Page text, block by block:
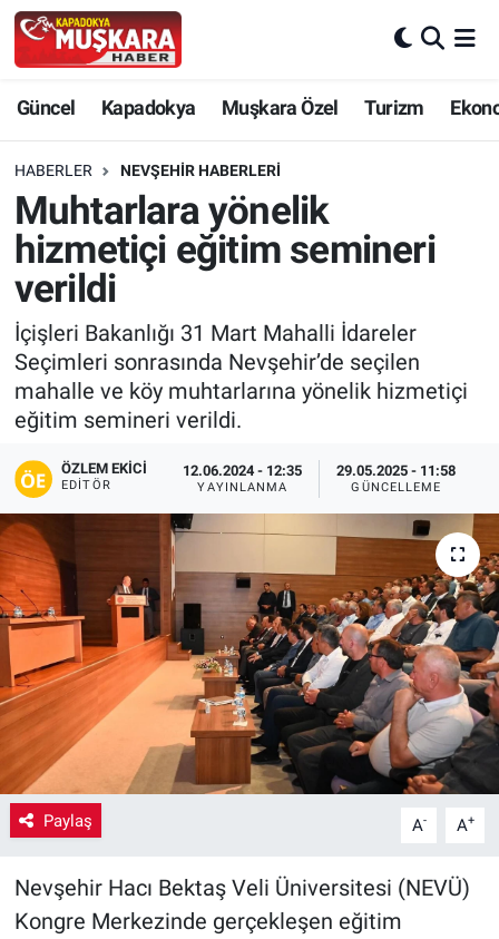
Güncel Kapadokya Muşkara Özel Turizm
HABERLER NEVŞEHIR HABERLERI
Muhtarlara yönelik
hizmetiçi eğitim semineri
verildi
İçişleri Bakanlığı 31 Mart Mahalli İdareler
Seçimleri sonrasında Nevşehir’de seçilen
mahalle ve köy muhtarlarına yönelik hizmetiçi
eğitim semineri verildi.
ÖZLEM EKICI
EDITÖR
12.06.2024 - 12:35
YAYINLANMA
29.05.2025 - 11:58
GÜNCELLEME
Paylaş A- A+
Nevşehir Hacı Bektaş Veli Üniversitesi (NEVÜ)
Kongre Merkezinde gerçekleşen eğitim
Güncel
SEÇİM
Muşkara Özel
Kapadokya
Turizm
Kültür - Sanat
VEFATLAR
Nevşehir Hava Durumu
Nevşehir Trafik Yoğunluk Haritası
Süper Lig Puan Durumu ve Fikstür
Son Dakika Haberleri
Haber Arşivi